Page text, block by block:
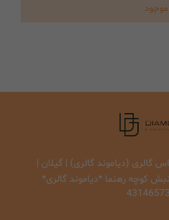
گالری (دیاموند گالری) | گیلان |
کوچه رهنما *دیاموند گالری*